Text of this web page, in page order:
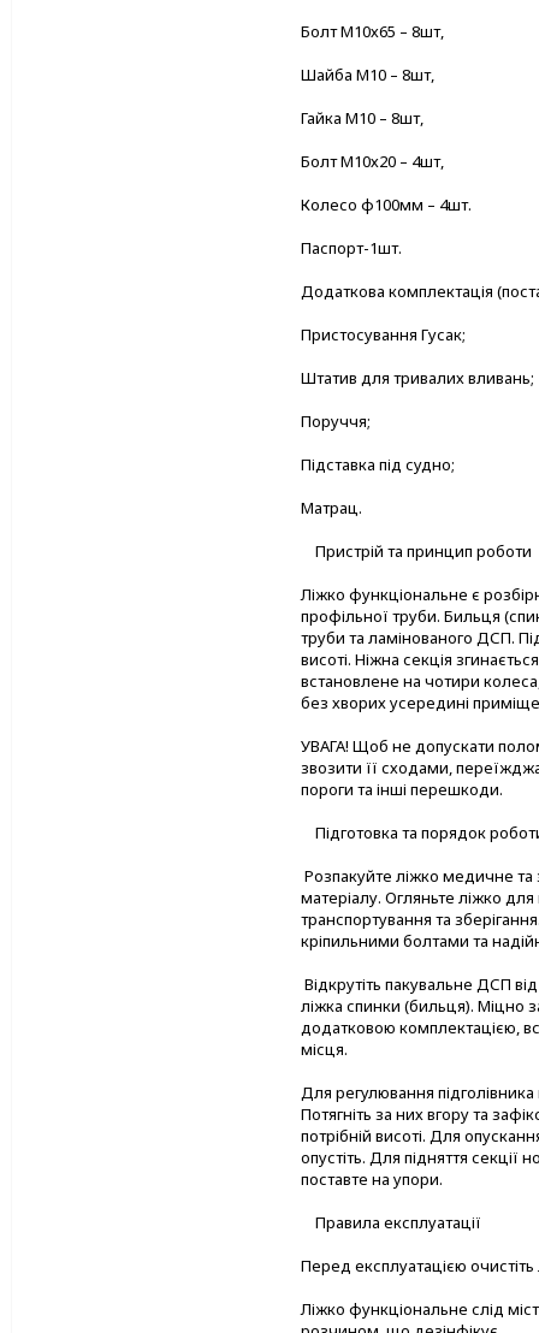
Болт М10х65 – 8шт,
Шайба М10 – 8шт,
Гайка М10 – 8шт,
Болт М10х20 – 4шт,
Колесо ф100мм – 4шт.
Паспорт-1шт.
Додаткова комплектація
Пристосування Гусак;
Штатив для тривалих вливань;
Поруччя;
Підставка під судно;
Матрац.
Пристрій та принцип роботи
Ліжко функціональне є
профільної труби. Бильця
труби та ламінованого ДСП.
висоті. Ніжна секція
встановлене на чотири
без хворих усередині
УВАГА! Щоб не допускати
звозити її сходами,
пороги та інші перешкоди.
Підготовка та порядок
Розпакуйте ліжко медичне та
матеріалу. Огляньте ліжко для
транспортування та
кріпильними болтами та
Відкрутіть пакувальне ДСП
ліжка спинки (бильця). Міцно
додатковою комплектацією,
місця.
Для регулювання підголівника
Потягніть за них вгору та
потрібній висоті. Для
опустіть. Для підняття секції
поставте на упори.
Правила експлуатації
Перед експлуатацією очистіть
Ліжко функціональне слід